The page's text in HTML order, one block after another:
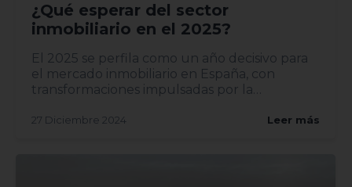
¿Qué esperar del sector
inmobiliario en el 2025?
El 2025 se perfila como un año decisivo para
el mercado inmobiliario en España, con
transformaciones impulsadas por la
27 Diciembre 2024 Leer más